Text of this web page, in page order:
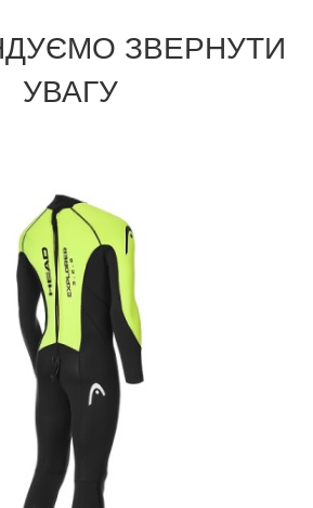
ЗВЕРНУТИ
УВАГУ